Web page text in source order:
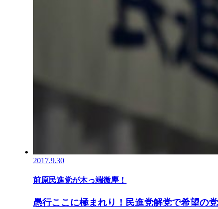
2017.9.30
前原民進党が木っ端微塵！
愚行ここに極まれり！民進党解党で希望の党